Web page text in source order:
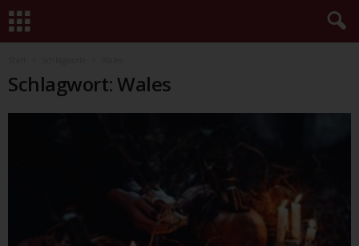
Schlagwort: Wales